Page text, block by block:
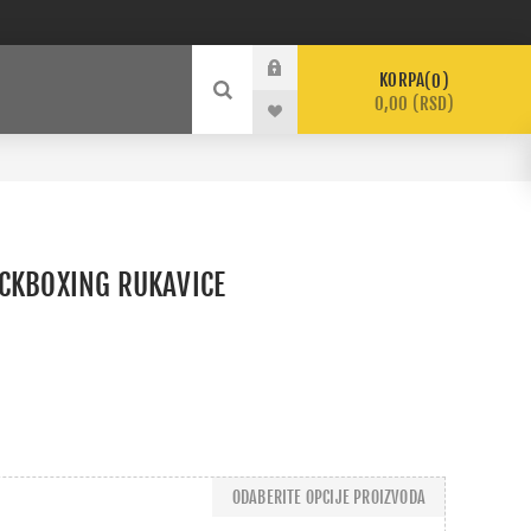
KORPA 0
0,00 (RSD)
RUKAVICE
ODABERITE OPCIJE PROIZVODA